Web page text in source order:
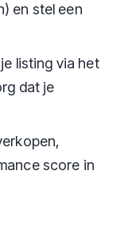
en stel een
listing via het
dat je
score in